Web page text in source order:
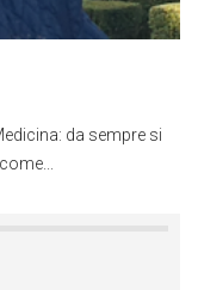
da sempre si